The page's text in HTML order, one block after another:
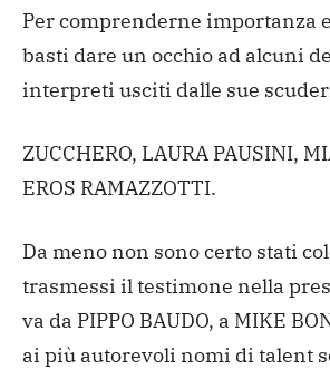
Per comprenderne importanza
basti dare un occhio ad alcuni
interpreti usciti dalle sue
ZUCCHERO, LAURA PAUSINI,
EROS RAMAZZOTTI.
Da meno non sono certo stati
trasmessi il testimone nella
va da PIPPO BAUDO, a MIKE
ai più autorevoli nomi di talent